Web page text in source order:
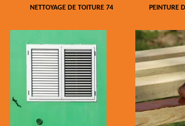
NETTOYAGE DE TOITURE 74 PEINTURE